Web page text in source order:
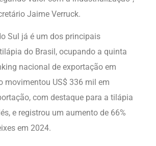
Jaime Verruck.
Sul já é um dos principais
do Brasil, ocupando a quinta
nacional de exportação em
movimentou US$ 336 mil em
com destaque para a tilápia
e registrou um aumento de 66%
em 2024.